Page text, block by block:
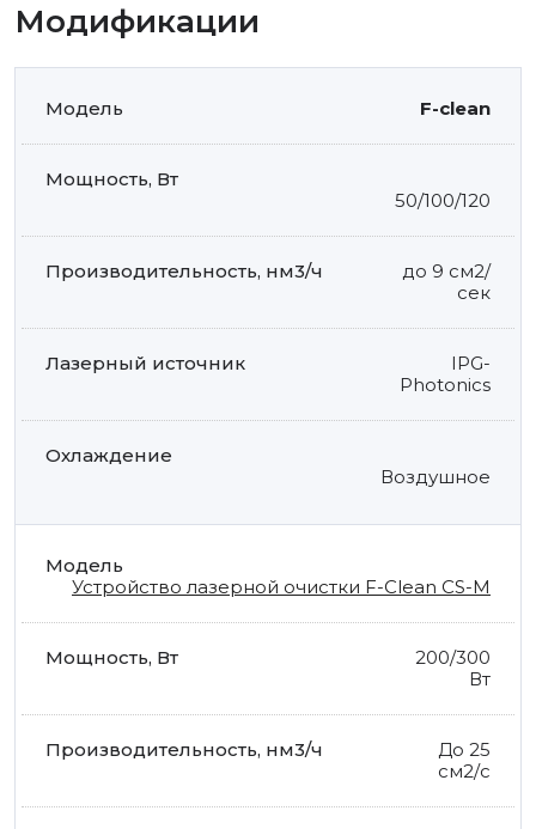
Модификации
F-clean
50/100/120
до 9 см2/
сек
IPG-
Photonics
Воздушное
Устройство лазерной очистки F-Clean CS-M
200/300
Вт
До 25
см2/с